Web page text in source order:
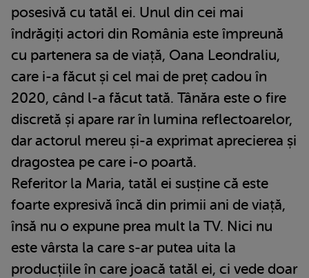
posesivă cu tatăl ei. Unul din cei mai
îndrăgiți actori din România este împreună
cu partenera sa de viață, Oana Leondraliu,
care i-a făcut și cel mai de preț cadou în
2020, când l-a făcut tată. Tânăra este o fire
discretă și apare rar în lumina reflectoarelor,
dar actorul mereu și-a exprimat aprecierea și
dragostea pe care i-o poartă.
Referitor la Maria, tatăl ei susține că este
foarte expresivă încă din primii ani de viață,
însă nu o expune prea mult la TV. Nici nu
este vârsta la care s-ar putea uita la
producțiile în care joacă tatăl ei, ci vede doar